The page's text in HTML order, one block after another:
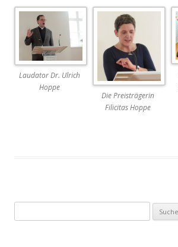
Laudator Dr. Ulrich
Hoppe
Die Preisträgerin
Filicitas Hoppe
nach: